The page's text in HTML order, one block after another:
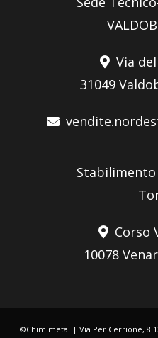
Via del
31049
Corso
10078
©Chimimetal | Via Per Cerrione, 8